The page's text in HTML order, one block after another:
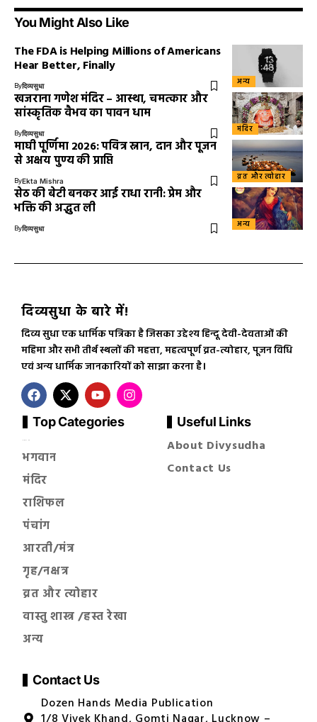
You Might Also Like
अन्य
The FDA is Helping Millions of Americans
Hear Better, Finally
Byदिव्यसुधा
मंदिर
खजराना गणेश मंदिर – आस्था, चमत्कार और
सांस्कृतिक वैभव का पावन धाम
Byदिव्यसुधा
व्रत और त्योहार
माघी पूर्णिमा 2026: पवित्र स्नान, दान और पूजन
से अक्षय पुण्य की प्राप्ति
ByEkta Mishra
अन्य
सेठ की बेटी बनकर आई राधा रानी: प्रेम और
भक्ति की अद्भुत ली
Byदिव्यसुधा
दिव्यसुधा के बारे में!
दिव्य सुधा एक धार्मिक पत्रिका है जिसका उद्देश्य हिन्दू देवी-देवताओं की
महिमा और सभी तीर्थ स्थलों की महत्ता, महत्वपूर्ण व्रत-त्योहार, पूजन विधि
एवं अन्य धार्मिक जानकारियों को साझा करना है।
Top Categories
भगवान
मंदिर
राशिफल
पंचांग
आरती/मंत्र
गृह/नक्षत्र
व्रत और त्योहार
वास्तु शास्त्र /हस्त रेखा
अन्य
Useful Links
About Divysudha
Contact Us
Contact Us
Dozen Hands Media Publication